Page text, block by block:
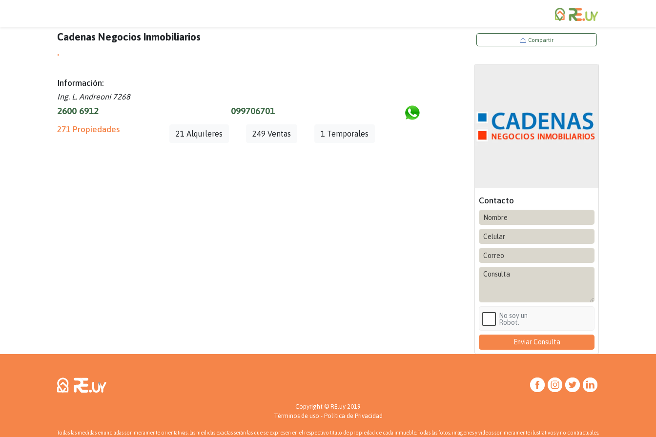
Cadenas Negocios Inmobiliarios
.
Compartir
Información:
Ing. L. Andreoni 7268
2600 6912 099706701
271 Propiedades
Contacto
No soy un
Robot.
Copyright © RE.uy 2019
Términos de uso - Política de Privacidad
Todas las medidas enunciadas son meramente orientativas, las medidas exactas serán las que se expresen en el respectivo título de propiedad de cada inmueble. Todas las fotos, imagenes y videos son meramente ilustrativos y no contractuales.